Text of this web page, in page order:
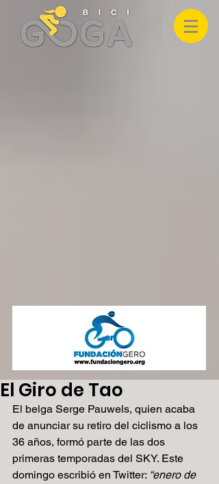
El Giro de Tao
El belga Serge Pauwels, quien acaba
de anunciar su retiro del ciclismo a los
36 años, formó parte de las dos
primeras temporadas del SKY. Este
domingo escribió en Twitter: “enero de